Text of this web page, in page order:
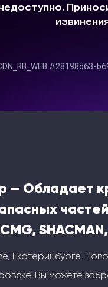
— Обладает
Екатеринбурге,
Вы можете